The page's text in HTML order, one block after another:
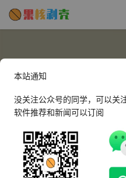
本站通知
没关注公众号的同学，可以关
软件推荐和新闻可以订阅